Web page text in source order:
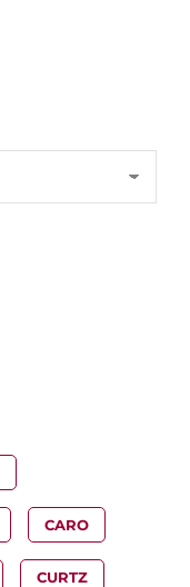
CARO
CURTZ